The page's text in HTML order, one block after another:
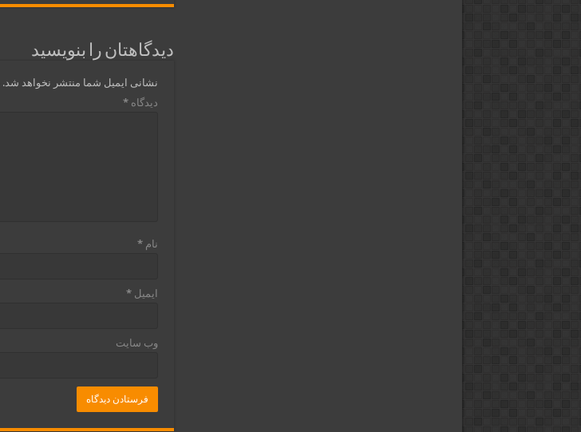
دیدگاهتان را بنویسید
نشانی ایمیل شما منتشر نخواهد شد.
دیدگاه*
نام*
ایمیل*
وب‌ سایت